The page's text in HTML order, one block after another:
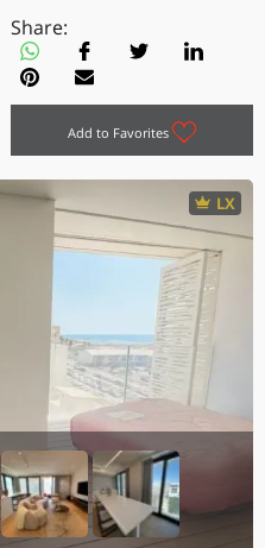
Share:
Add to Favorites
LX